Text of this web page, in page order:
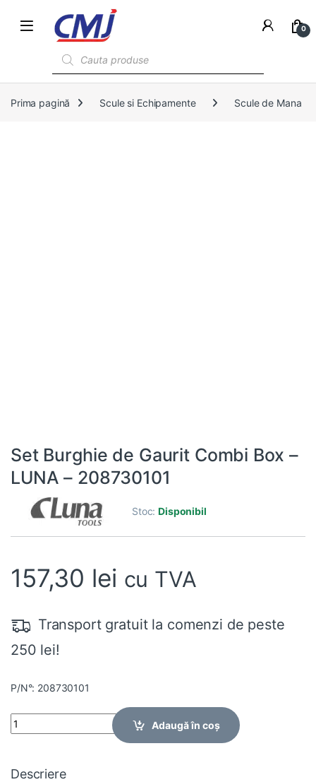
0
Prima pagină Scule si Echipamente Scule de Mana
Set Burghie de Gaurit Combi Box –
LUNA – 208730101
Stoc:Disponibil
157,30 lei cu TVA
Transport gratuit la comenzi de peste
250 lei!
P/N°: 208730101
Quantity
Adaugă în coș
Descriere